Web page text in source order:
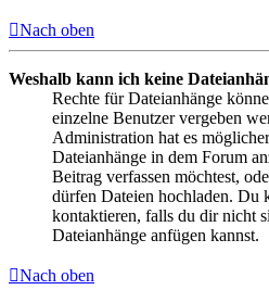
Nach oben
Weshalb kann ich keine
Rechte für Dateianhänge
einzelne Benutzer vergeben
Administration hat es
Dateianhänge in dem Forum
Beitrag verfassen möchtest,
dürfen Dateien hochladen. Du
kontaktieren, falls du dir nicht
Dateianhänge anfügen kannst.
Nach oben